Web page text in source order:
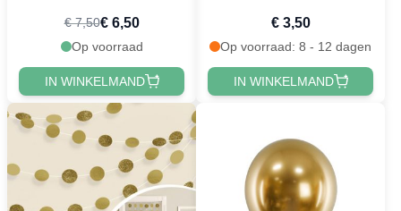
€ 7,50€ 6,50
Op voorraad
IN WINKELMAND
€ 3,50
Op voorraad: 8 - 12 dagen
IN WINKELMAND